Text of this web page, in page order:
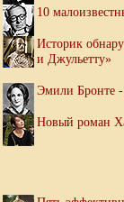
10
Историк
и Джульетту»
Эмили Бронте -
Новый роман